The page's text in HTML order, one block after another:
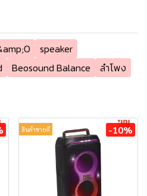
speaker
Beosound Balance
ลำโพง
สินค้าขายดี -10%